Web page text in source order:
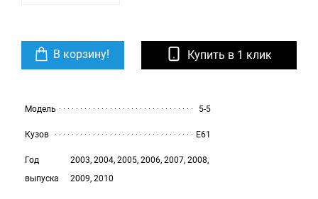
В корзину! Купить в 1 клик
Модель 5-5
Кузов E61
Год
выпуска
2003, 2004, 2005, 2006, 2007, 2008,
2009, 2010